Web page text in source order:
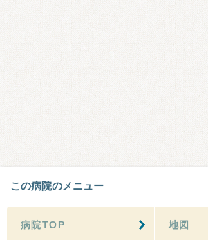
この病院のメニュー
病院TOP 地図